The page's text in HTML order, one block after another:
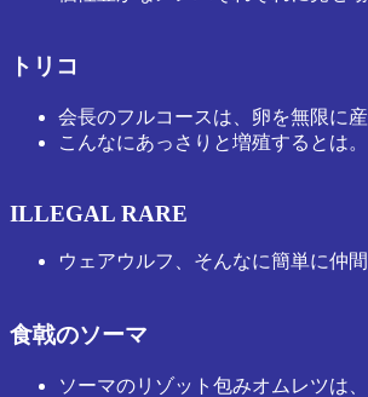
トリコ
会長のフルコースは、卵を無限に
こんなにあっさりと増殖するとは
ILLEGAL RARE
ウェアウルフ、そんなに簡単に仲
食戟のソーマ
ソーマのリゾット包みオムレツは